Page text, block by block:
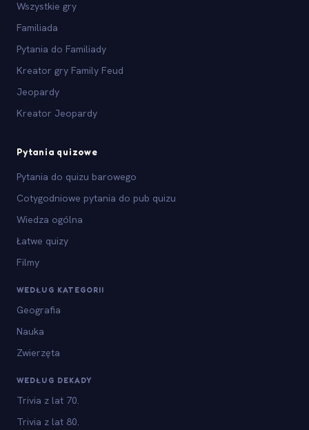
Wszystkie gry
Familiada
Pytania do Familiady
Kreator gry Family Feud
Jeopardy
Kreator Jeopardy
Pytania quizowe
Pytania do quizu barowego
Cotygodniowe pytania do pub quizu
Wiedza ogólna
Łatwe quizy
Filmy
WEDŁUG KATEGORII
Geografia
Nauka
Zwierzęta
WEDŁUG DEKADY
Trivia z lat 70.
Trivia z lat 80.